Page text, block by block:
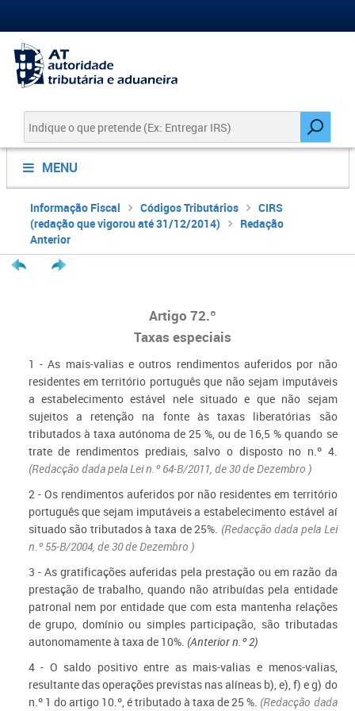
MENU
Informação Fiscal Códigos Tributários
CIRS
(redação que vigorou até 31/12/2014)
Redação
Anterior
Artigo 72.º
Taxas especiais
1 - As mais-valias e outros rendimentos auferidos por não
residentes em território português que não sejam imputáveis
a estabelecimento estável nele situado e que não sejam
sujeitos a retenção na fonte às taxas liberatórias são
tributados à taxa autónoma de 25 %, ou de 16,5 % quando se
trate de rendimentos prediais, salvo o disposto no n.º 4.
(Redacção dada pelaLei n.º 64-B/2011, de 30 de Dezembro )
2 - Os rendimentos auferidos por não residentes em território
português que sejam imputáveis a estabelecimento estável aí
situado são tributados à taxa de 25%. (Redacção dada pela Lei
n.º 55-B/2004, de 30 de Dezembro )
3 - As gratificações auferidas pela prestação ou em razão da
prestação de trabalho, quando não atribuídas pela entidade
patronal nem por entidade que com esta mantenha relações
de grupo, domínio ou simples participação, são tributadas
autonomamente à taxa de 10%. (Anterior n.º 2)
4 - O saldo positivo entre as mais-valias e menos-valias,
resultante das operações previstas nas alíneas b), e), f) e g) do
n.º 1 do artigo 10.º, é tributado à taxa de 25 %. (Redacção dada